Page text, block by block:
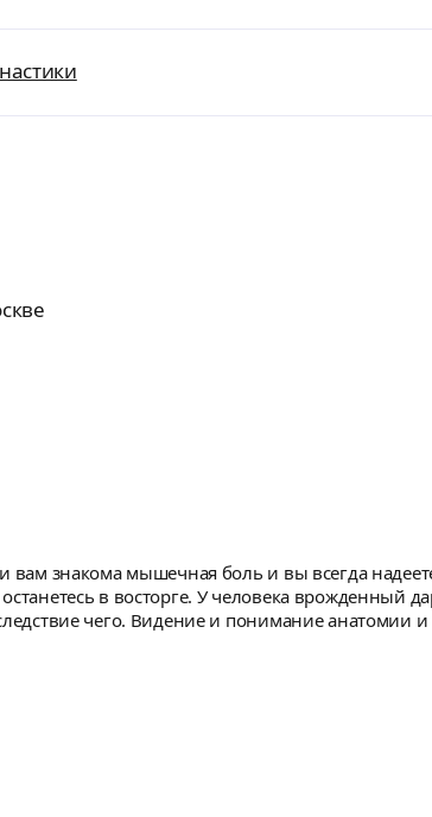
вам знакома мышечная боль и вы всегда
в восторге. У человека врожденный
чего. Видение и понимание